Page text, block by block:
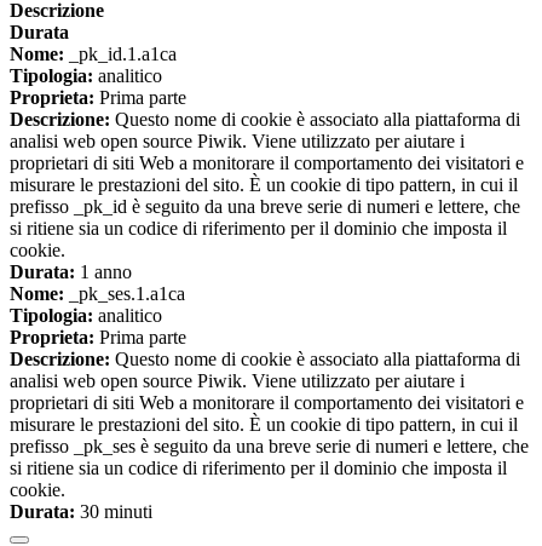
Descrizione
Durata
Nome: _pk_id.1.a1ca
Tipologia: analitico
Proprieta: Prima parte
Descrizione: Questo nome di cookie è associato alla piattaforma di
analisi web open source Piwik. Viene utilizzato per aiutare i
proprietari di siti Web a monitorare il comportamento dei visitatori e
misurare le prestazioni del sito. È un cookie di tipo pattern, in cui il
prefisso _pk_id è seguito da una breve serie di numeri e lettere, che
si ritiene sia un codice di riferimento per il dominio che imposta il
cookie.
Durata: 1 anno
Nome: _pk_ses.1.a1ca
Tipologia: analitico
Proprieta: Prima parte
Descrizione: Questo nome di cookie è associato alla piattaforma di
analisi web open source Piwik. Viene utilizzato per aiutare i
proprietari di siti Web a monitorare il comportamento dei visitatori e
misurare le prestazioni del sito. È un cookie di tipo pattern, in cui il
prefisso _pk_ses è seguito da una breve serie di numeri e lettere, che
si ritiene sia un codice di riferimento per il dominio che imposta il
cookie.
Durata: 30 minuti